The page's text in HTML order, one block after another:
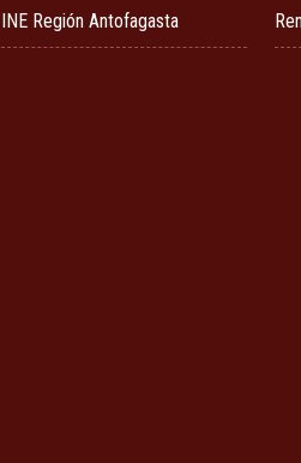
INE Región Antofagasta